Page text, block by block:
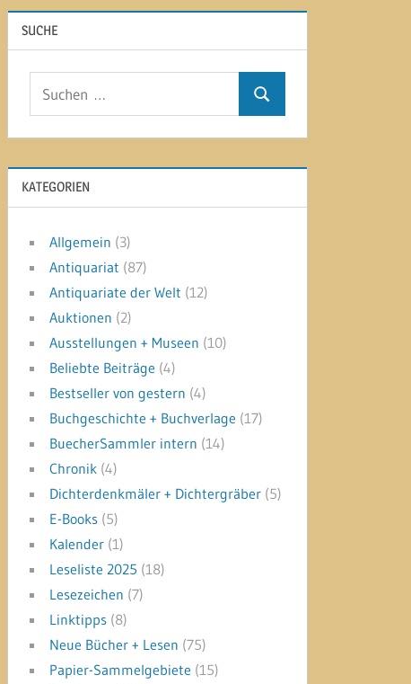
SUCHE
Suchen
KATEGORIEN
Allgemein (3)
Antiquariat (87)
Antiquariate der Welt (12)
Auktionen (2)
Ausstellungen + Museen (10)
Beliebte Beiträge (4)
Bestseller von gestern (4)
Buchgeschichte + Buchverlage (17)
BuecherSammler intern (14)
Chronik (4)
Dichterdenkmäler + Dichtergräber (5)
E-Books (5)
Kalender (1)
Leseliste 2025 (18)
Lesezeichen (7)
Linktipps (8)
Neue Bücher + Lesen (75)
Papier-Sammelgebiete (15)